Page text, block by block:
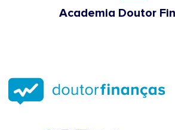
Academia Doutor